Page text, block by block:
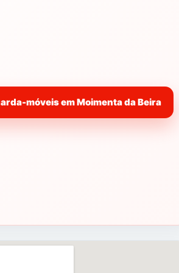
gosto em ajudar e aconselhar.
numero de
Consulte-nos para mais
móveis em Moimenta da Beira